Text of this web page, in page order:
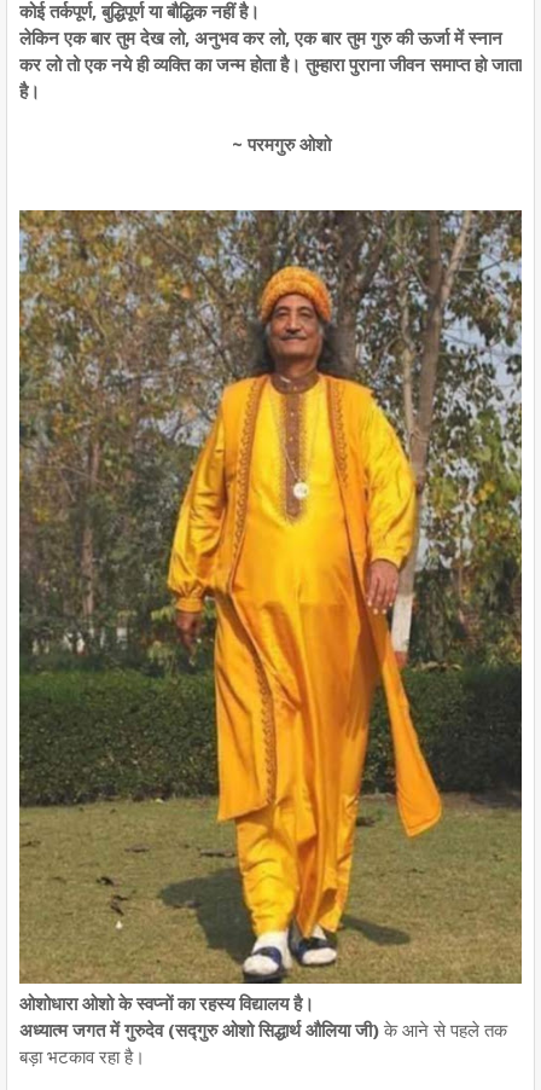
कोई तर्कपूर्ण, बुद्धिपूर्ण या बौद्धिक नहीं है।
लेकिन एक बार तुम देख लो, अनुभव कर लो, एक बार तुम गुरु की ऊर्जा में स्नान
कर लो तो एक नये ही व्यक्ति का जन्म होता है। तुम्हारा पुराना जीवन समाप्त हो जाता
है।
~ परमगुरु ओशो
ओशोधारा ओशो के स्वप्नों का रहस्य विद्यालय है।
अध्यात्म जगत में गुरुदेव (सद्गुरु ओशो सिद्धार्थ औलिया जी) के आने से पहले तक
बड़ा भटकाव रहा है।